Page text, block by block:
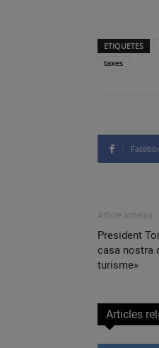
ETIQUETES
taxes
Article anterior
President
casa nostra
turisme»
Articles